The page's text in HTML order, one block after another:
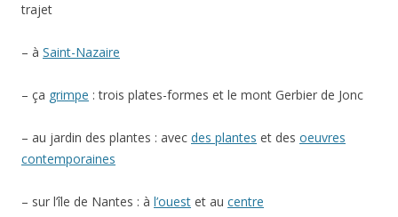
trajet
– à Saint-Nazaire
– ça grimpe : trois plates-formes et le mont Gerbier de Jonc
– au jardin des plantes : avec des plantes et des oeuvres
contemporaines
– sur l’île de Nantes : à l’ouest et au centre